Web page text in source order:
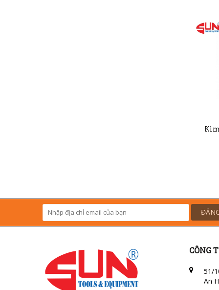
CÔNG
51/
An